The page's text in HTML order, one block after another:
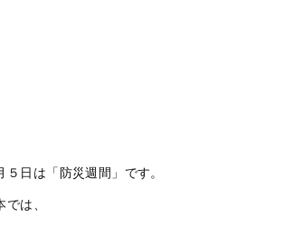
日は「防災週間」です。
は、